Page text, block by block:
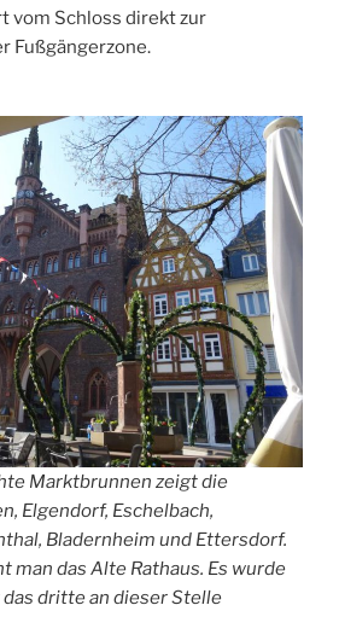
vom Schloss direkt zur
Fußgängerzone.
Marktbrunnen zeigt die
Elgendorf, Eschelbach,
Bladernheim und Ettersdorf.
man das Alte Rathaus. Es wurde
dritte an dieser Stelle